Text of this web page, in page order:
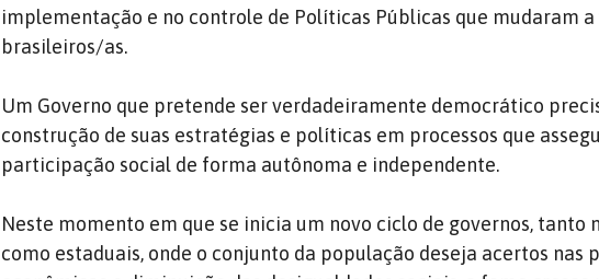
implementação e no controle de Políticas Públicas que mudaram a
brasileiros/as.
Um Governo que pretende ser verdadeiramente democrático
construção de suas estratégias e políticas em processos que
participação social de forma autônoma e independente.
Neste momento em que se inicia um novo ciclo de governos, tanto
como estaduais, onde o conjunto da população deseja acertos nas